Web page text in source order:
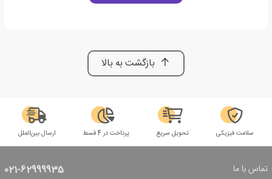
بازگشت به بالا
سلامت فیزیکی تحویل سریع پرداخت در 4 قسط ارسال بین‌الملل
تماس با ما 021-62999935